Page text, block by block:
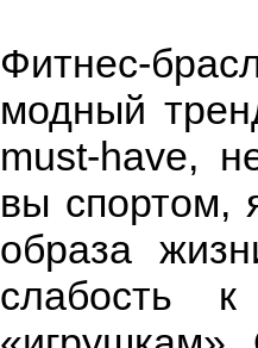
Фитнес-
модный
must-have,
вы спортом,
образа
слабость к